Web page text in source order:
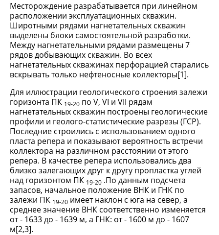
Месторождение разрабатывается при линейном
расположении эксплуатационных скважин.
Широтными рядами нагнетательных скважин
выделены блоки самостоятельной разработки.
Между нагнетательными рядами размещены 7
рядов добывающих скважин. Во всех
нагнетательных скважинах перфорацией старались
вскрывать только нефтеносные коллекторы[1].
Для иллюстрации геологического строения залежи
горизонта ПК 19-20 по V, VI и VII рядам
нагнетательных скважин построены геологические
профили и геолого-статистические разрезы (ГСР).
Последние строились с использованием одного
пласта репера и показывают вероятность встречи
коллектора на различном расстоянии от этого
репера. В качестве репера использовались два
близко залегающих друг к другу пропластка углей
над горизонтом ПК 19-20 .По данным подсчета
запасов, начальное положение ВНК и ГНК по
залежи ПК 19-20 имеет наклон с юга на север, а
среднее значение ВНК соответственно изменяется
от - 1633 до - 1639 м, а ГНК: от - 1600 м до - 1607
м[2,3].